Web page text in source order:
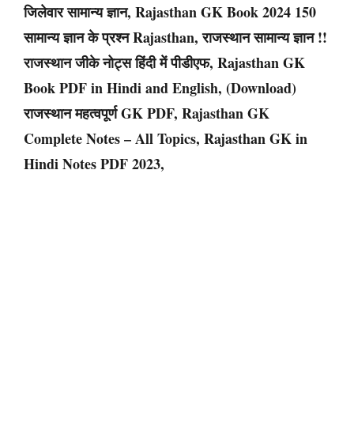
जिलेवार सामान्य ज्ञान, Rajasthan GK Book 2024 150
सामान्य ज्ञान के प्रश्न Rajasthan, राजस्थान सामान्य ज्ञान !!
राजस्थान जीके नोट्स हिंदी में पीडीएफ, Rajasthan GK
Book PDF in Hindi and English, (Download)
राजस्थान महत्वपूर्ण GK PDF, Rajasthan GK
Complete Notes – All Topics, Rajasthan GK in
Hindi Notes PDF 2023,